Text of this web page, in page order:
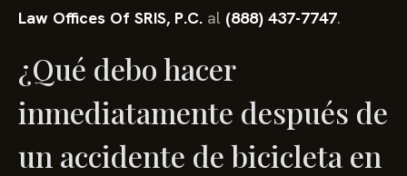
Law Offices Of SRIS, P.C. al (888) 437-7747.
¿Qué debo hacer
inmediatamente después de
un accidente de bicicleta en